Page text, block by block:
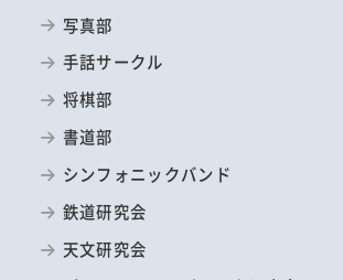
写真部
手話サークル
将棋部
書道部
シンフォニックバンド
鉄道研究会
天文研究会